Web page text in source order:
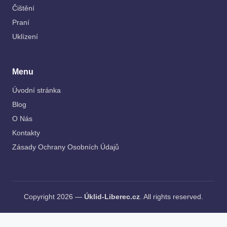
Čištění
Praní
Uklízení
Menu
Úvodní stránka
Blog
O Nás
Kontakty
Zásady Ochrany Osobních Údajů
Copyright 2026 — Úklid-Liberec.cz. All rights reserved.